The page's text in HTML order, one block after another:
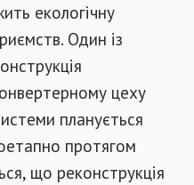
екологічну
Один із
цеху
планується
протягом
що реконструкція